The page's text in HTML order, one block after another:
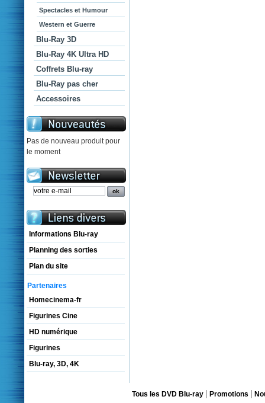
Spectacles et Humour
Western et Guerre
Blu-Ray 3D
Blu-Ray 4K Ultra HD
Coffrets Blu-ray
Blu-Ray pas cher
Accessoires
Pas de nouveau produit pour
le moment
Informations Blu-ray
Planning des sorties
Plan du site
Partenaires
Homecinema-fr
Figurines Cine
HD numérique
Figurines
Blu-ray, 3D, 4K
Tous les DVD Blu-ray Promotions